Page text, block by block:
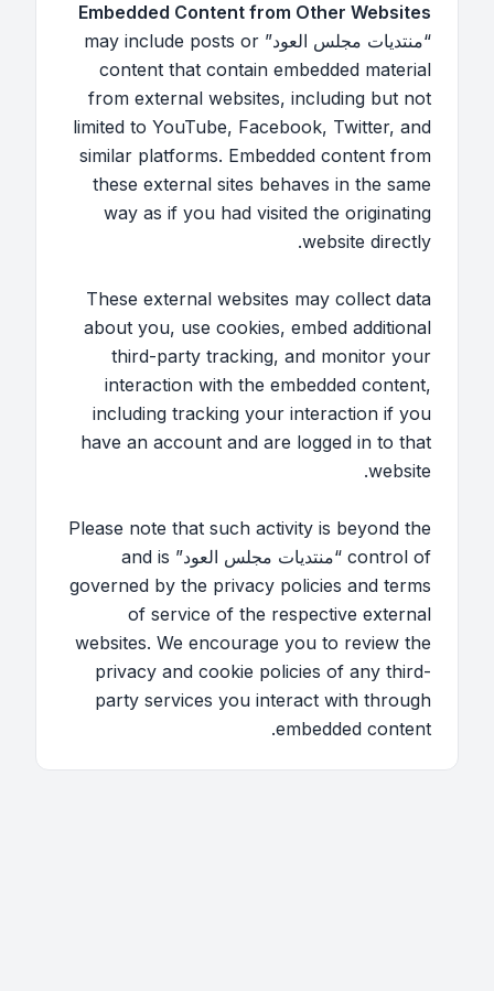
Embedded Content from Other Websites
“منتديات مجلس العود” may include posts or
content that contain embedded material
from external websites, including but not
limited to YouTube, Facebook, Twitter, and
similar platforms. Embedded content from
these external sites behaves in the same
way as if you had visited the originating
website directly.
These external websites may collect data
about you, use cookies, embed additional
third-party tracking, and monitor your
interaction with the embedded content,
including tracking your interaction if you
have an account and are logged in to that
website.
Please note that such activity is beyond the
control of “منتديات مجلس العود” and is
governed by the privacy policies and terms
of service of the respective external
websites. We encourage you to review the
privacy and cookie policies of any third-
party services you interact with through
embedded content.